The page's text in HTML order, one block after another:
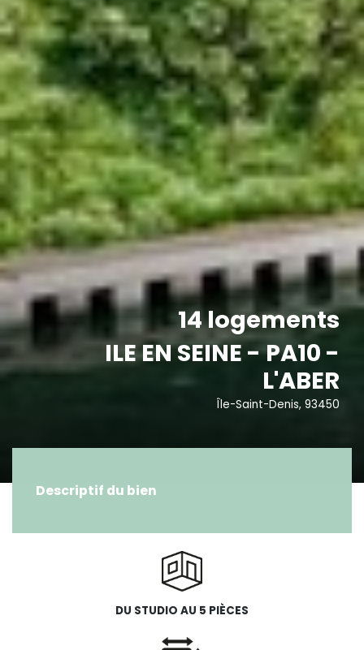
14 logements
ILE EN SEINE - PA10 -
L'ABER
Île-Saint-Denis, 93450
Descriptif du bien
DU STUDIO AU 5 PIÈCES